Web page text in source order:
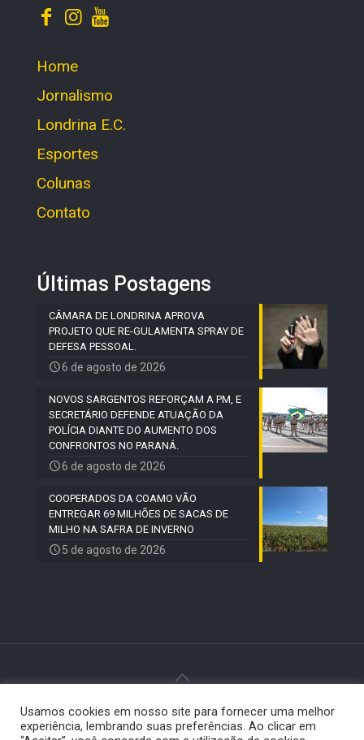
Home
Jornalismo
Londrina E.C.
Esportes
Colunas
Contato
Últimas Postagens
CÂMARA DE LONDRINA APROVA
PROJETO QUE RE-GULAMENTA SPRAY DE
DEFESA PESSOAL.
6 de agosto de 2026
NOVOS SARGENTOS REFORÇAM A PM, E
SECRETÁRIO DEFENDE ATUAÇÃO DA
POLÍCIA DIANTE DO AUMENTO DOS
CONFRONTOS NO PARANÁ.
6 de agosto de 2026
COOPERADOS DA COAMO VÃO
ENTREGAR 69 MILHÕES DE SACAS DE
MILHO NA SAFRA DE INVERNO
5 de agosto de 2026
© 2024 Paiquerê - Todos os direitos reservados |
Desenvolvido porElemento Visual .
Usamos cookies em nosso site para fornecer uma melhor
experiência, lembrando suas preferências. Ao clicar em